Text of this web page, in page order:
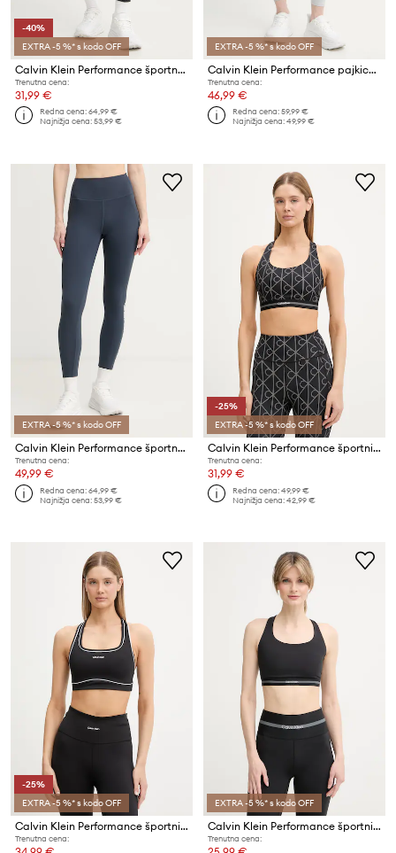
-40%
EXTRA -5 %* s kodo OFF
Calvin Klein Performance športne pajkice ženske
Trenutna cena:
31,99 €
Redna cena:64,99 €
Najnižja cena:53,99 €
EXTRA -5 %* s kodo OFF
Calvin Klein Performance pajkice ženske
Trenutna cena:
46,99 €
Redna cena:59,99 €
Najnižja cena:49,99 €
EXTRA -5 %* s kodo OFF
Calvin Klein Performance športne pajkice ženske
Trenutna cena:
49,99 €
Redna cena:64,99 €
Najnižja cena:53,99 €
-25%
EXTRA -5 %* s kodo OFF
Calvin Klein Performance športni nedrček
Trenutna cena:
31,99 €
Redna cena:49,99 €
Najnižja cena:42,99 €
-25%
EXTRA -5 %* s kodo OFF
Calvin Klein Performance športni nedrček
Trenutna cena:
EXTRA -5 %* s kodo OFF
Calvin Klein Performance športni nedrček
Trenutna cena: